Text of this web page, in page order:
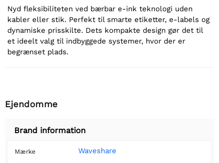
Nyd fleksibiliteten ved bærbar e-ink teknologi uden
kabler eller stik. Perfekt til smarte etiketter, e-labels og
dynamiske prisskilte. Dets kompakte design gør det til
et ideelt valg til indbyggede systemer, hvor der er
begrænset plads.
Ejendomme
Brand information
Mærke Waveshare